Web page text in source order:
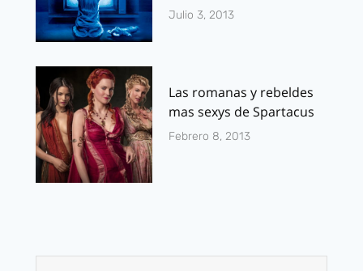
Julio 3, 2013
Las romanas y rebeldes
mas sexys de Spartacus
Febrero 8, 2013